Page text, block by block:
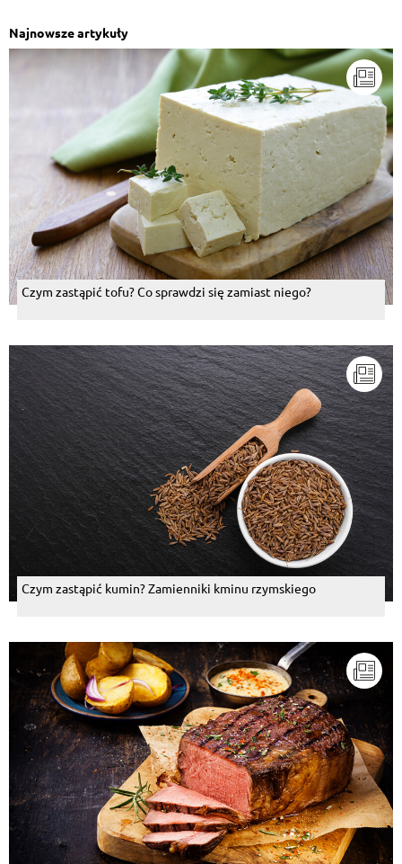
Najnowsze artykuły
Czym zastąpić tofu? Co sprawdzi się zamiast niego?
Czym zastąpić kumin? Zamienniki kminu rzymskiego